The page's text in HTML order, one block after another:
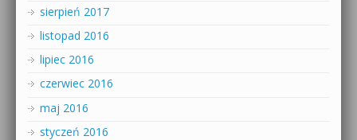
sierpień 2017
listopad 2016
lipiec 2016
czerwiec 2016
maj 2016
styczeń 2016